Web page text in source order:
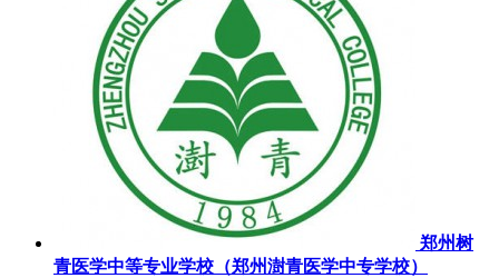
郑州树
青医学中等专业学校（郑州澍青医学中专学校）